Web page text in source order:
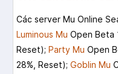
Các server Mu Online
Luminous Mu Open Beta
Reset); Party Mu Open
28%, Reset); Goblin Mu